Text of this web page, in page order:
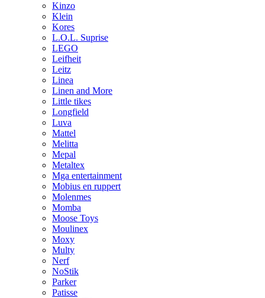
Kinzo
Klein
Kores
L.O.L. Suprise
LEGO
Leifheit
Leitz
Linea
Linen and More
Little tikes
Longfield
Luva
Mattel
Melitta
Mepal
Metaltex
Mga entertainment
Mobius en ruppert
Molenmes
Momba
Moose Toys
Moulinex
Moxy
Multy
Nerf
NoStik
Parker
Patisse